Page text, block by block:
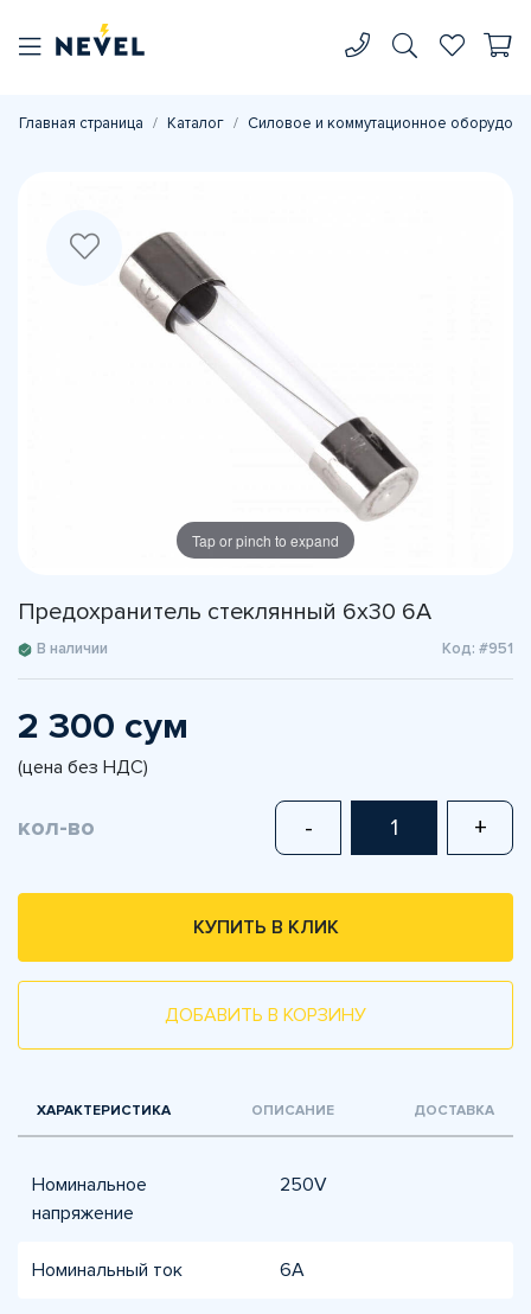
Главная страница Каталог Силовое и коммутационное
Tap or pinch to expand
Предохранитель стеклянный 6х30 6A
В наличии Код: #951
2 300 сум
(цена без НДС)
кол-во - +
КУПИТЬ В КЛИК
ДОБАВИТЬ В КОРЗИНУ
ХАРАКТЕРИСТИКА ОПИСАНИЕ ДОСТАВКА
Номинальное
напряжение
250V
Номинальный ток 6A